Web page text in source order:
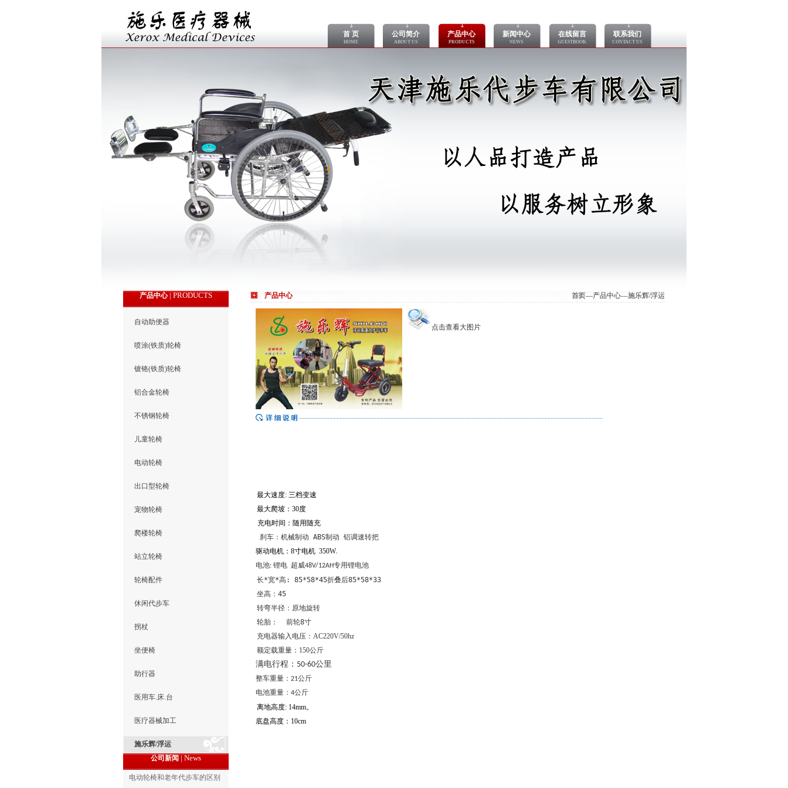
首 页
HOME
公司简介
ABOUT US
产品中心
PRODUCTS
新闻中心
NEWS
在线留言
GUESTBOOK
联系我们
CONTACT US
产品中心| PRODUCTS
自动助便器
喷涂(铁质)轮椅
镀铬(铁质)轮椅
铝合金轮椅
不锈钢轮椅
儿童轮椅
电动轮椅
出口型轮椅
宠物轮椅
爬楼轮椅
站立轮椅
轮椅配件
休闲代步车
拐杖
坐便椅
助行器
医用车.床.台
医疗器械加工
施乐辉/浮运
公司新闻| News
电动轮椅和老年代步车的区别
产品中心 首页—产品中心—施乐辉/浮运
点击查看大图片
最大速度: 三档变速
最大爬坡： 30度
充电时间：随用随充
刹车：机械制动 ABS制动 铝调速转把
驱动电机： 8寸电机 350W
电池: 锂电 超威48V/12AH专用锂电池
长*宽*高: 85*58*45折叠后85*58*33
坐高： 45
转弯半径：原地旋转
轮胎：
前轮8寸
充电器输入电压：AC220V/50hz
额定载重量：150公斤
满电行程： 50-60公里
整车重量：21公斤
电池重量：4公斤
离地高度: 14mm。
底盘高度：10cm